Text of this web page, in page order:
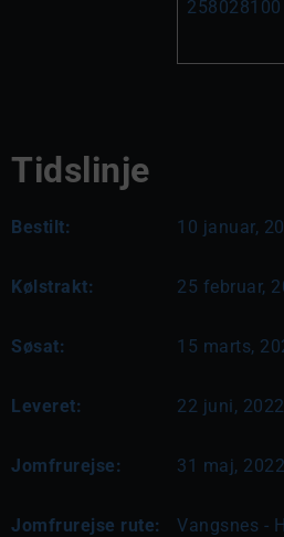
258028100
Tidslinje
Bestilt: 10 januar,
Kølstrakt: 25 februar,
Søsat: 15 marts,
Leveret: 22 juni, 2022
Jomfrurejse: 31 maj, 2022
Jomfrurejse rute: Vangsnes -